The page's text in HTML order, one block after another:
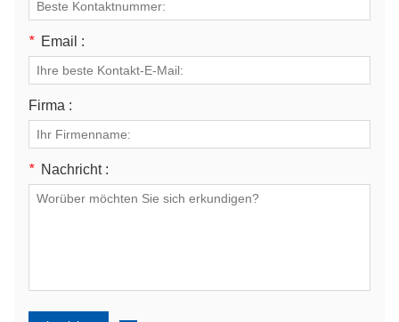
* Email :
Firma :
* Nachricht :